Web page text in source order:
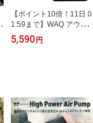
【ポイント10倍！11日 0
1:59まで】WAQ アウト
ドアワゴン専用 ロール式
アルミテーブル 【1年保
5,590 円